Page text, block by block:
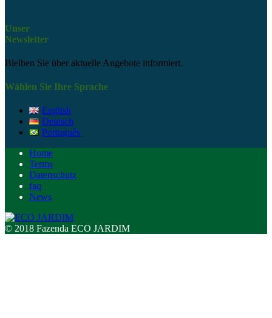
Unser
Newsletter
Bleiben Sie über aktuelle Angebote informiert.
Wählen Sie Ihre Sprache
English
Deutsch
Português
Home
Terms
Datenschutz
faq
News
© 2018 Fazenda ECO JARDIM